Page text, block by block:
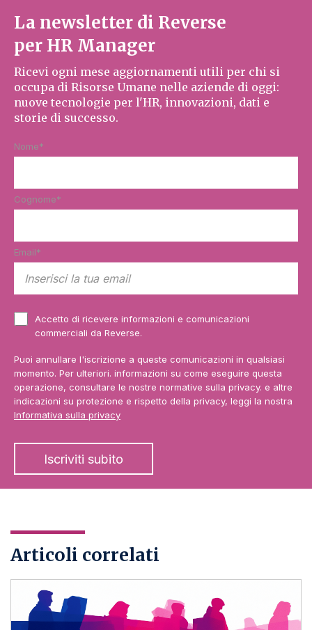
La newsletter di Reverse
per HR Manager
Ricevi ogni mese aggiornamenti utili per chi si
occupa di Risorse Umane nelle aziende di oggi:
nuove tecnologie per l'HR, innovazioni, dati e
storie di successo.
Nome*
Cognome*
Email*
Accetto di ricevere informazioni e comunicazioni
commerciali da Reverse.
Puoi annullare l'iscrizione a queste comunicazioni in qualsiasi
momento. Per ulteriori. informazioni su come eseguire questa
operazione, consultare le nostre normative sulla privacy. e altre
indicazioni su protezione e rispetto della privacy, leggi la nostra
Informativa sulla privacy
Articoli correlati